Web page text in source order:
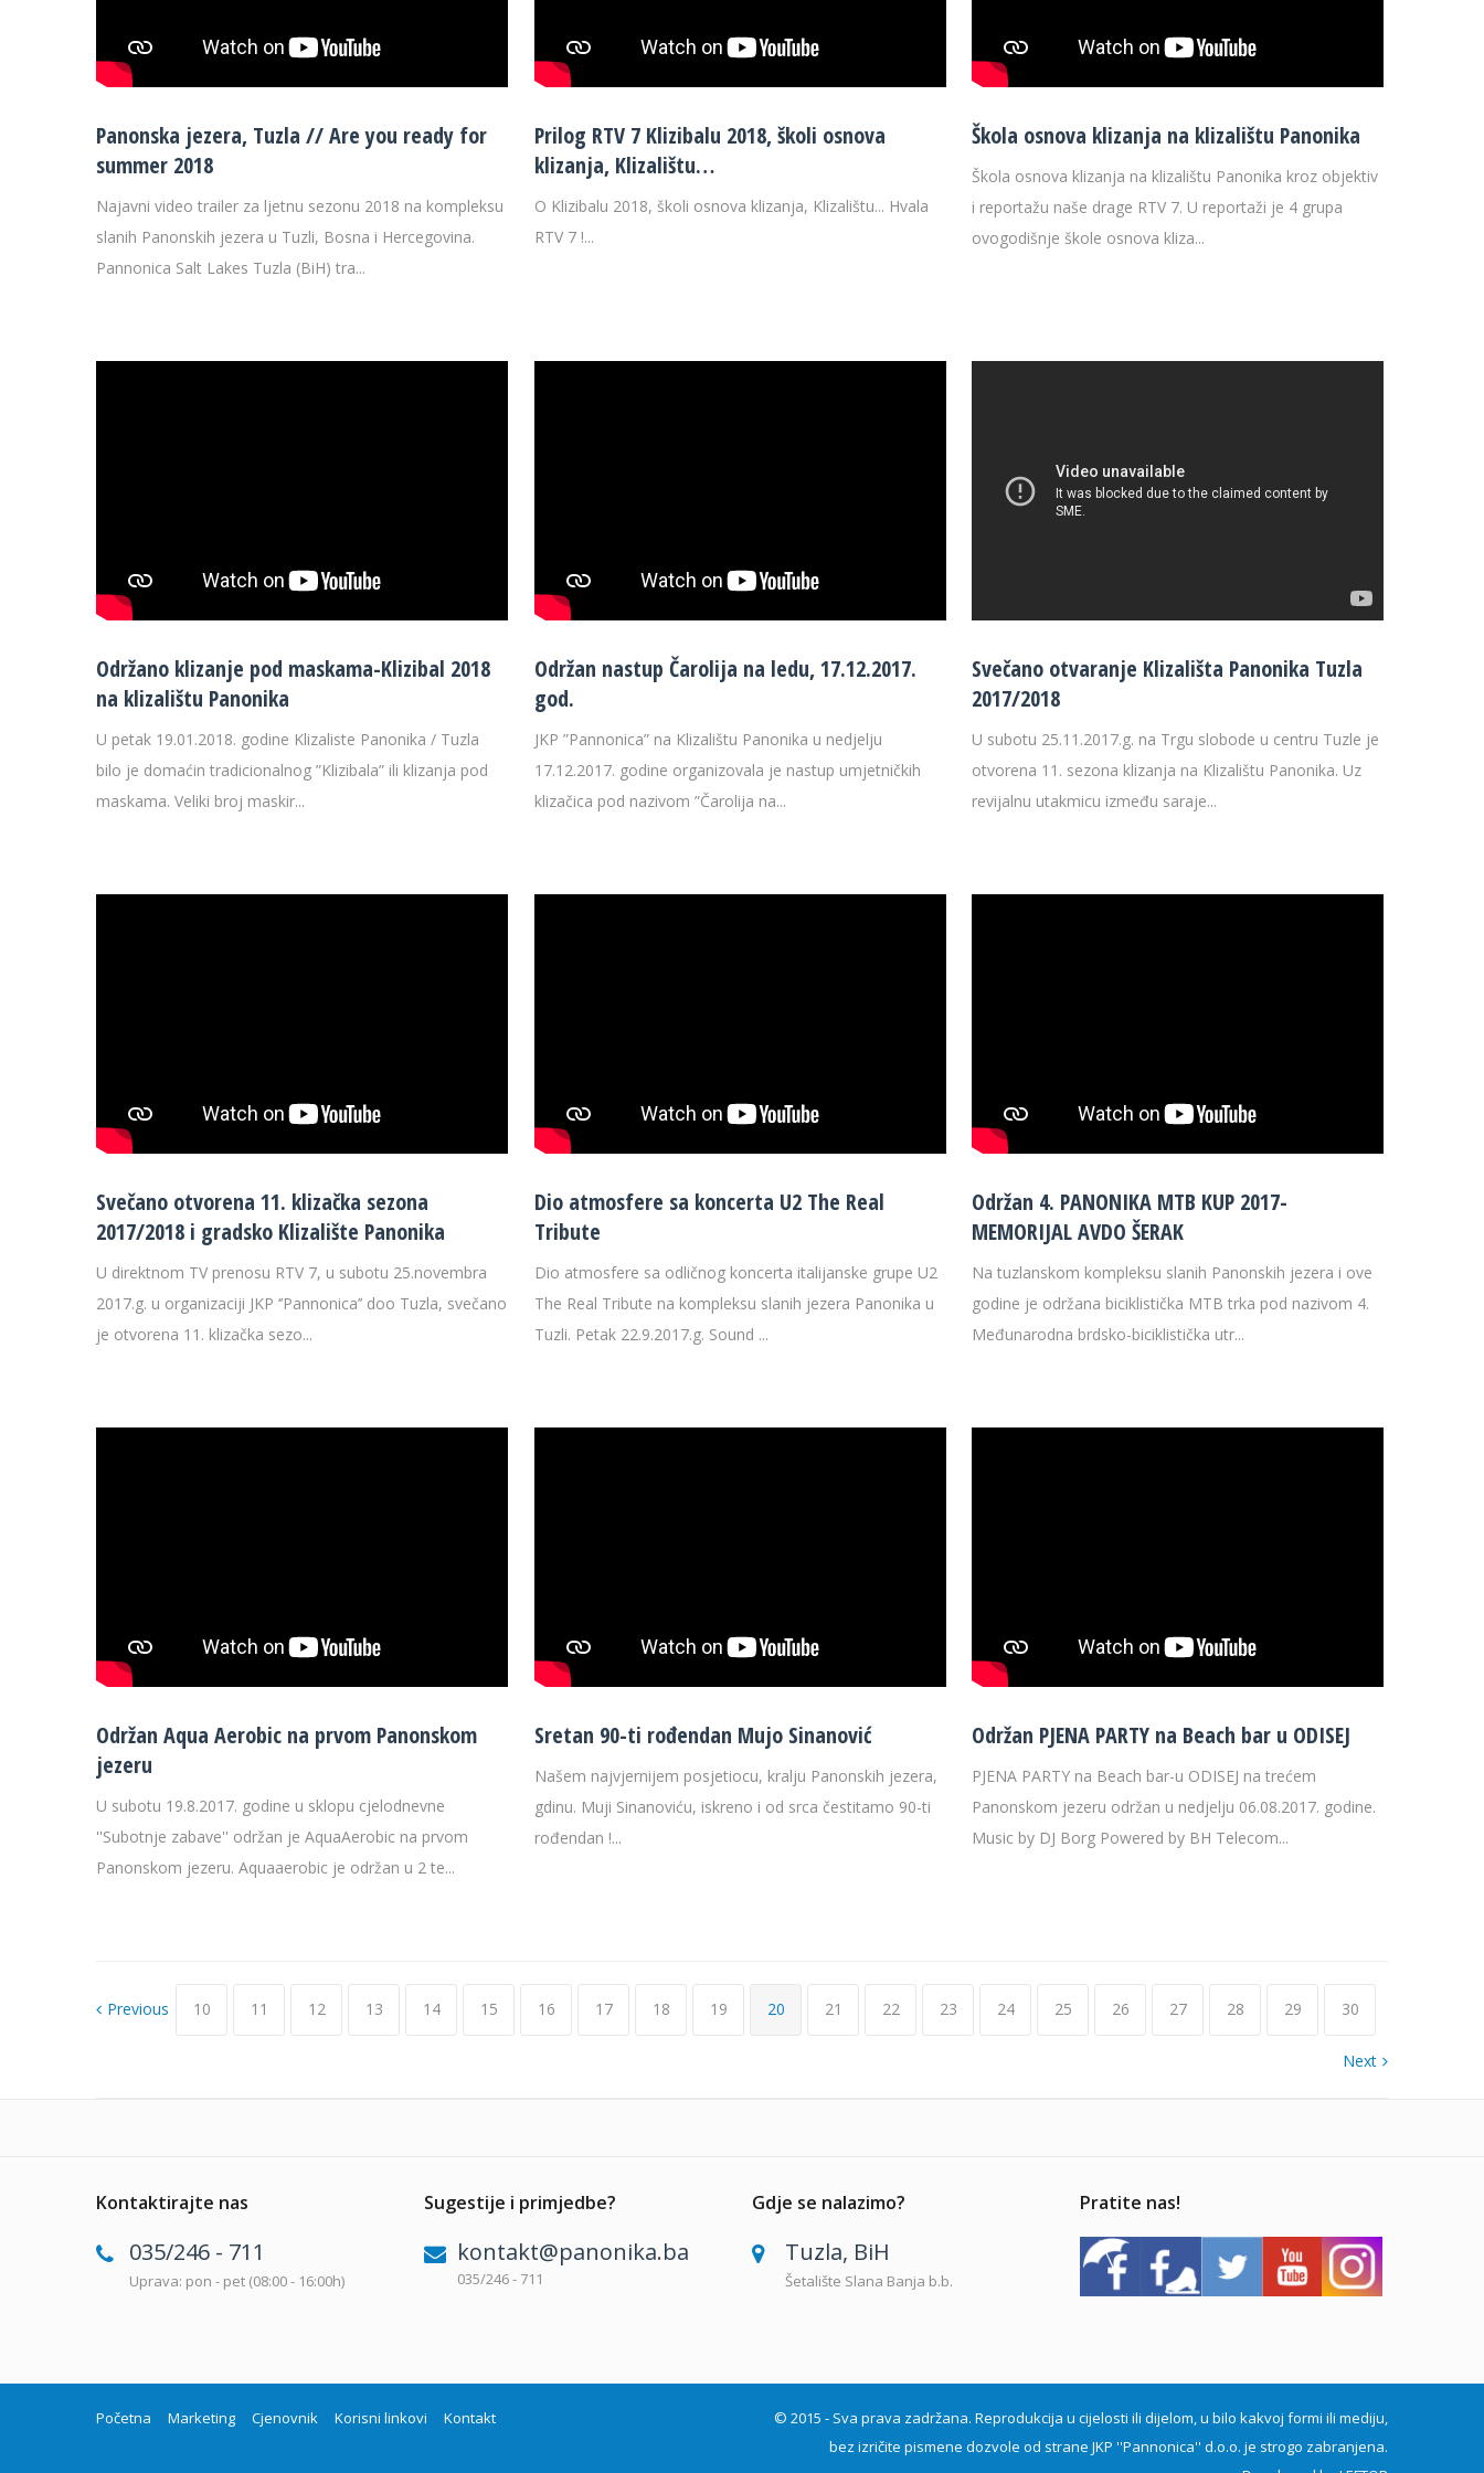
Panonska jezera, Tuzla // Are you ready for
summer 2018
Najavni video trailer za ljetnu sezonu 2018 na kompleksu
slanih Panonskih jezera u Tuzli, Bosna i Hercegovina.
Pannonica Salt Lakes Tuzla (BiH) tra...
Prilog RTV 7 Klizibalu 2018, školi osnova
klizanja, Klizalištu…
O Klizibalu 2018, školi osnova klizanja, Klizalištu... Hvala
RTV 7 !...
Škola osnova klizanja na klizalištu Panonika
Škola osnova klizanja na klizalištu Panonika kroz objektiv
i reportažu naše drage RTV 7. U reportaži je 4 grupa
ovogodišnje škole osnova kliza...
Održano klizanje pod maskama-Klizibal 2018
na klizalištu Panonika
U petak 19.01.2018. godine Klizaliste Panonika / Tuzla
bilo je domaćin tradicionalnog ”Klizibala” ili klizanja pod
maskama. Veliki broj maskir...
Održan nastup Čarolija na ledu, 17.12.2017.
god.
JKP ”Pannonica” na Klizalištu Panonika u nedjelju
17.12.2017. godine organizovala je nastup umjetničkih
klizačica pod nazivom ”Čarolija na...
Svečano otvaranje Klizališta Panonika Tuzla
2017/2018
U subotu 25.11.2017.g. na Trgu slobode u centru Tuzle je
otvorena 11. sezona klizanja na Klizalištu Panonika. Uz
revijalnu utakmicu između saraje...
Svečano otvorena 11. klizačka sezona
2017/2018 i gradsko Klizalište Panonika
U direktnom TV prenosu RTV 7, u subotu 25.novembra
2017.g. u organizaciji JKP ‘’Pannonica’’ doo Tuzla, svečano
je otvorena 11. klizačka sezo...
Dio atmosfere sa koncerta U2 The Real
Tribute
Dio atmosfere sa odličnog koncerta italijanske grupe U2
The Real Tribute na kompleksu slanih jezera Panonika u
Tuzli. Petak 22.9.2017.g. Sound ...
Održan 4. PANONIKA MTB KUP 2017-
MEMORIJAL AVDO ŠERAK
Na tuzlanskom kompleksu slanih Panonskih jezera i ove
godine je održana biciklistička MTB trka pod nazivom 4.
Međunarodna brdsko-biciklistička utr...
Održan Aqua Aerobic na prvom Panonskom
jezeru
U subotu 19.8.2017. godine u sklopu cjelodnevne
''Subotnje zabave'' održan je AquaAerobic na prvom
Panonskom jezeru. Aquaaerobic je održan u 2 te...
Sretan 90-ti rođendan Mujo Sinanović
Našem najvjernijem posjetiocu, kralju Panonskih jezera,
gdinu. Muji Sinanoviću, iskreno i od srca čestitamo 90-ti
rođendan !...
Održan PJENA PARTY na Beach bar u ODISEJ
PJENA PARTY na Beach bar-u ODISEJ na trećem
Panonskom jezeru održan u nedjelju 06.08.2017. godine.
Music by DJ Borg Powered by BH Telecom...
Previous 10 11 12 13 14 15 16 17 18 19 20 21 22 23 24 25 26 27 28 29 30
Next
Kontaktirajte nas
035/246 - 711
Uprava: pon - pet (08:00 - 16:00h)
Sugestije i primjedbe?
kontakt@panonika.ba
035/246 - 711
Gdje se nalazimo?
Tuzla, BiH
Šetalište Slana Banja b.b.
Pratite nas!
Početna Marketing Cjenovnik Korisni linkovi Kontakt
© 2015 - Sva prava zadržana. Reprodukcija u cijelosti ili dijelom, u bilo kakvoj formi ili mediju,
bez izričite pismene dozvole od strane JKP ''Pannonica'' d.o.o. je strogo zabranjena.